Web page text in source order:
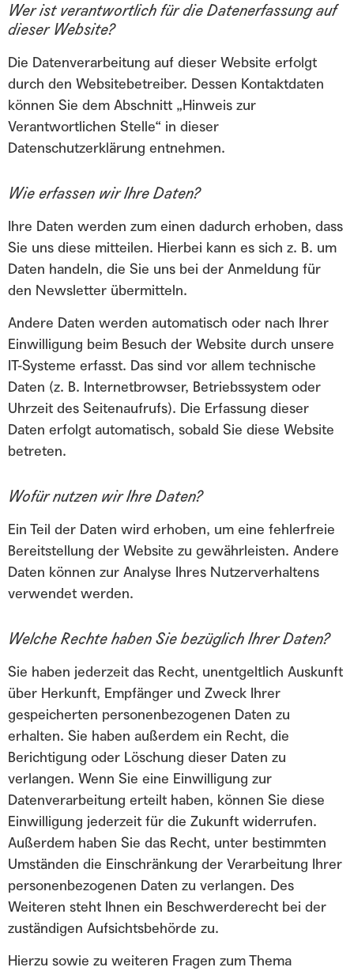
Wer ist verantwortlich für die Datenerfassung auf
dieser Website?
Die Datenverarbeitung auf dieser Website erfolgt
durch den Websitebetreiber. Dessen Kontaktdaten
können Sie dem Abschnitt „Hinweis zur
Verantwortlichen Stelle“ in dieser
Datenschutzerklärung entnehmen.
Wie erfassen wir Ihre Daten?
Ihre Daten werden zum einen dadurch erhoben, dass
Sie uns diese mitteilen. Hierbei kann es sich z. B. um
Daten handeln, die Sie uns bei der Anmeldung für
den Newsletter übermitteln.
Andere Daten werden automatisch oder nach Ihrer
Einwilligung beim Besuch der Website durch unsere
IT-Systeme erfasst. Das sind vor allem technische
Daten (z. B. Internetbrowser, Betriebssystem oder
Uhrzeit des Seitenaufrufs). Die Erfassung dieser
Daten erfolgt automatisch, sobald Sie diese Website
betreten.
Wofür nutzen wir Ihre Daten?
Ein Teil der Daten wird erhoben, um eine fehlerfreie
Bereitstellung der Website zu gewährleisten. Andere
Daten können zur Analyse Ihres Nutzerverhaltens
verwendet werden.
Welche Rechte haben Sie bezüglich Ihrer Daten?
Sie haben jederzeit das Recht, unentgeltlich Auskunft
über Herkunft, Empfänger und Zweck Ihrer
gespeicherten personenbezogenen Daten zu
erhalten. Sie haben außerdem ein Recht, die
Berichtigung oder Löschung dieser Daten zu
verlangen. Wenn Sie eine Einwilligung zur
Datenverarbeitung erteilt haben, können Sie diese
Einwilligung jederzeit für die Zukunft widerrufen.
Außerdem haben Sie das Recht, unter bestimmten
Umständen die Einschränkung der Verarbeitung Ihrer
personenbezogenen Daten zu verlangen. Des
Weiteren steht Ihnen ein Beschwerderecht bei der
zuständigen Aufsichtsbehörde zu.
Hierzu sowie zu weiteren Fragen zum Thema